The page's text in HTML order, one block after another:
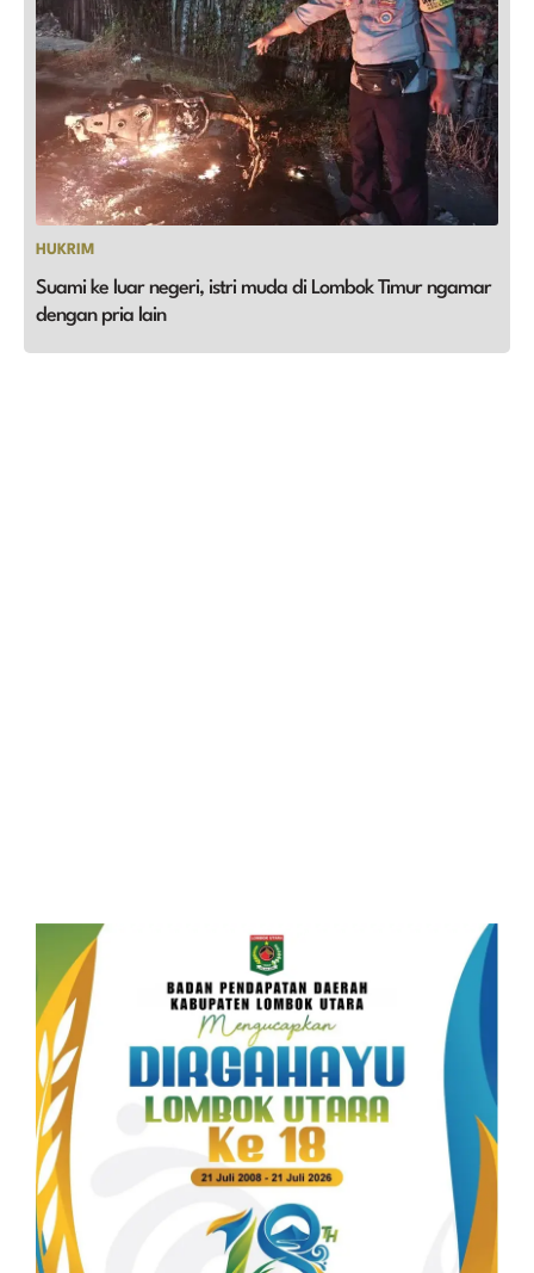
HUKRIM
Suami ke luar negeri, istri muda di Lombok Timur ngamar
dengan pria lain